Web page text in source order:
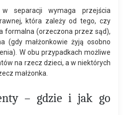
separacji wymaga przejścia
która zależy od tego, czy
formalna (orzeczona przez sąd),
(gdy małżonkowie żyją osobno
W obu przypadkach możliwe
na rzecz dzieci, a w niektórych
małżonka.
– gdzie i jak go